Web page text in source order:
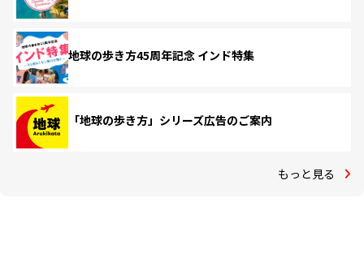
地球の歩き方45周年記念 インド特集
「地球の歩き方」シリーズ広告のご案内
もっと見る